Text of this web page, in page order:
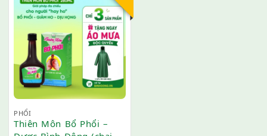
PHỔI
Thiên Môn Bổ Phổi –